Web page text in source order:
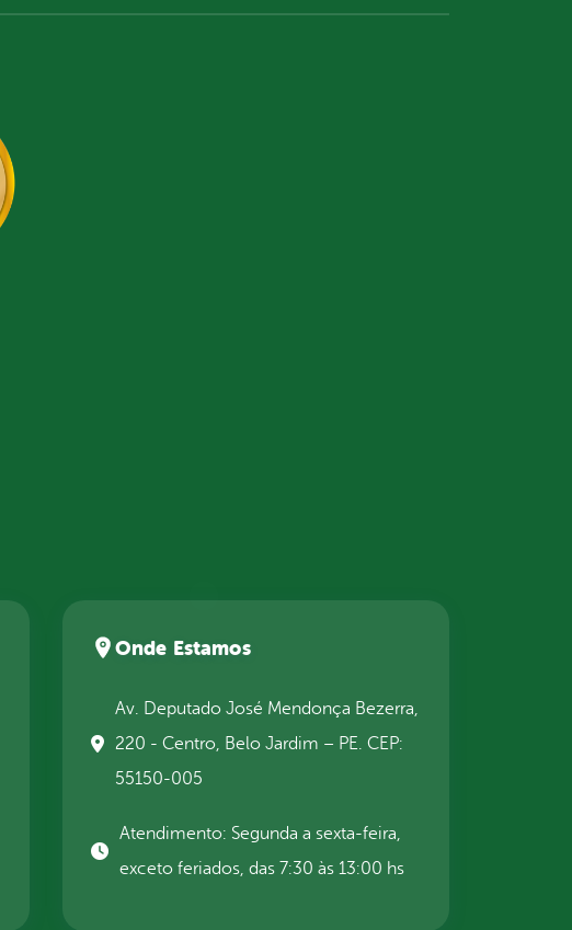
Onde Estamos
Av. Deputado José Mendonça Bezerra,
220 - Centro, Belo Jardim – PE. CEP:
55150-005
Atendimento: Segunda a sexta-feira,
exceto feriados, das 7:30 às 13:00 hs